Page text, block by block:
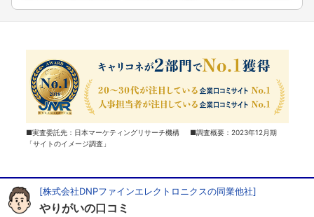
■実査委託先：日本マーケティングリサーチ機構 ■調査概要：2023年12月期
「サイトのイメージ調査」
[株式会社DNPファインエレクトロニクスの同業他社]
やりがいの口コミ